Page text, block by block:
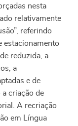
nesta
relativamente
referindo
estacionamento
reduzida, a
a
e de
criação de
A recriação
em Língua